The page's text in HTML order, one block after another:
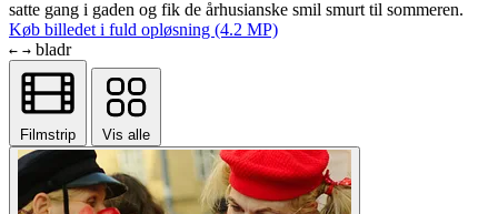
satte gang i gaden og fik de århusianske smil smurt til sommeren.
Køb billedet i fuld opløsning (4.2 MP)
← → bladr
Filmstrip Vis alle